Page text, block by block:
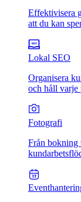
Effektivisera
att du kan
Lokal SEO
Organisera
och håll varje
Fotografi
Från bokning